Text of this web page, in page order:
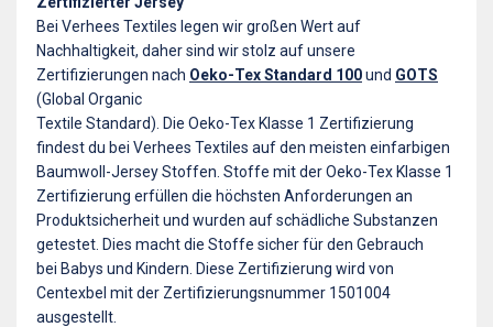
Bei Verhees Textiles legen wir großen Wert auf
Nachhaltigkeit, daher sind wir stolz auf unsere
Zertifizierungen nach Oeko-Tex Standard 100und GOTS
(Global Organic
Textile Standard). Die Oeko-Tex Klasse 1 Zertifizierung
findest du bei Verhees Textiles auf den meisten einfarbigen
Baumwoll-Jersey Stoffen. Stoffe mit der Oeko-Tex Klasse 1
Zertifizierung erfüllen die höchsten Anforderungen an
Produktsicherheit und wurden auf schädliche Substanzen
getestet. Dies macht die Stoffe sicher für den Gebrauch
bei Babys und Kindern. Diese Zertifizierung wird von
Centexbel mit der Zertifizierungsnummer 1501004
ausgestellt.